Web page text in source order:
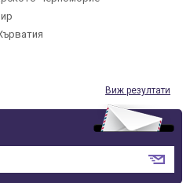
Виж резултати